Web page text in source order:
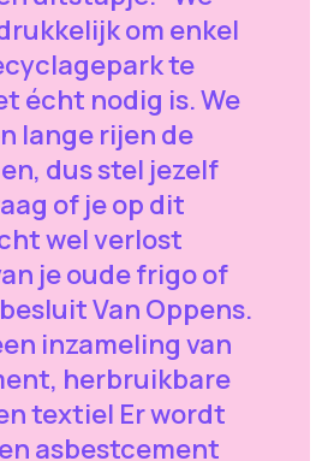
om enkel
te
écht nodig is. We
lange rijen de
dus stel jezelf
of je op dit
wel verlost
je oude frigo of
Van Oppens.
inzameling van
herbruikbare
textiel Er wordt
asbestcement